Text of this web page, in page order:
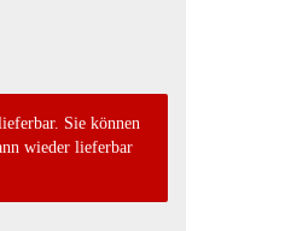
Sie können
wieder lieferbar